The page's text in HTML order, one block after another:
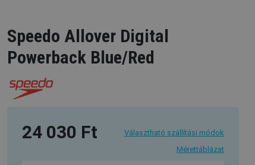
Speedo Allover Digital
Powerback Blue/Red
24 030 Ft
Választható szállítási módok
Mérettáblázat